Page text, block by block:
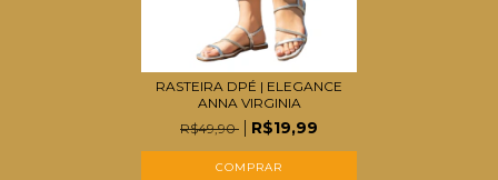
RASTEIRA DPÉ | ELEGANCE
ANNA VIRGINIA
R$49,90
R$19,99
COMPRAR